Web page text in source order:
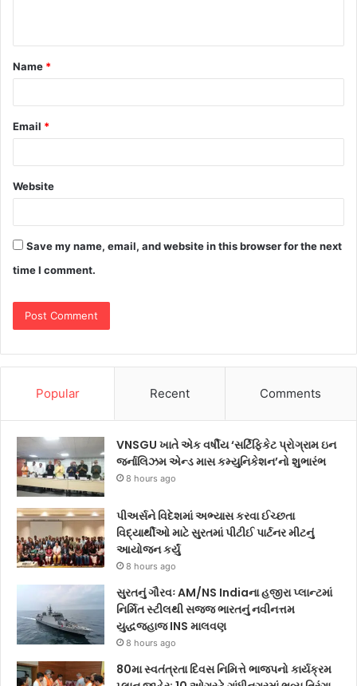
Name *
Email *
Website
Save my name, email, and website in this browser for the next
time I comment.
Popular Recent Comments
VNSGU ખાતે એક વર્ષીય ‘સર્ટિફિકેટ પ્રોગ્રામ ઇન
જર્નાલિઝમ એન્ડ માસ કમ્યુનિકેશન’નો શુભારંભ
8 hours ago
પીઅર્સને વિદેશમાં અભ્યાસ કરવા ઈચ્છતા
વિદ્યાર્થીઓ માટે સુરતમાં પીટીઈ પાર્ટનર મીટનું
આયોજન કર્યું
8 hours ago
સુરતનું ગૌરવઃ AM/NS Indiaના હજીરા પ્લાન્ટમાં
નિર્મિત સ્ટીલથી સજ્જ ભારતનું નવીનત્તમ
યુદ્ધજહાજ INS માલવણ
8 hours ago
80મા સ્વતંત્રતા દિવસ નિમિત્તે ભાજપનો કાર્યક્રમ